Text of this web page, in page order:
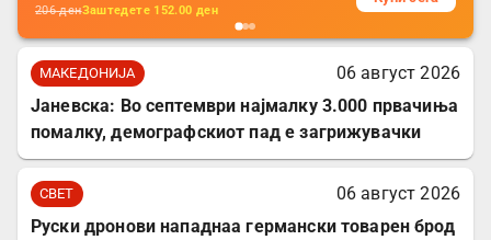
206денЗаштедете 152.00 ден
МАКЕДОНИЈА
06 август 2026
Јаневска: Во септември најмалку 3.000 првачиња
помалку, демографскиот пад е загрижувачки
СВЕТ
06 август 2026
Руски дронови нападнаа германски товарен брод